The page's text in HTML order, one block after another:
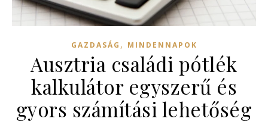
GAZDASÁG , MINDENNAPOK
Ausztria családi pótlék
kalkulátor egyszerű és
gyors számítási lehetőség